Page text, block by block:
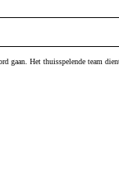
gaan. Het thuisspelende team